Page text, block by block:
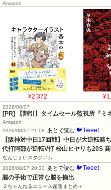
Amazon
¥2,372
2026/08/07
[PR] 【割引】タイムセール監視所『ミ
Amazon
2026/08/07 21:08
あとで読む 🐦Tweet
【阪神対中日17回戦】中日が大逆転勝
代打阿部が逆転V打 松山ヒヤリも20S
なんじぇいスタジアム
2026/08/07 20:30
あとで読む 🐦Tweet
脳の手術で正常な脳を摘出
２ちゃんねるニュース超速まとめ＋